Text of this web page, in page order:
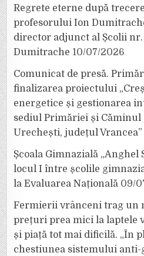
Regrete eterne după
profesorului Ion
director adjunct al Școlii
Dumitrache 10/07/2026
Comunicat de presă.
finalizarea proiectului
energetice și gestionarea
sediul Primăriei și Căminul
Urechești, județul Vrancea”
Școala Gimnazială „Anghel
locul I între școlile
la Evaluarea Națională 09/
Fermierii vrânceni trag un
prețuri prea mici la laptele
și piață tot mai dificilă. „În
chestiunea sistemului